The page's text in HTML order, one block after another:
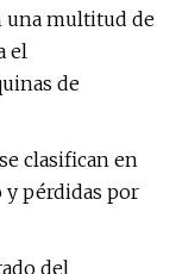
una multitud de
el
de
clasifican en
y pérdidas por
del